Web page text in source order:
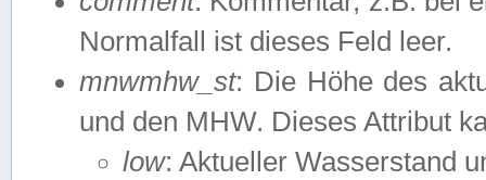
Normalfall ist dieses Feld leer.
mnwmhw_st: Die Höhe des
und den MHW. Dieses Attribut
low: Aktueller Wasserstand